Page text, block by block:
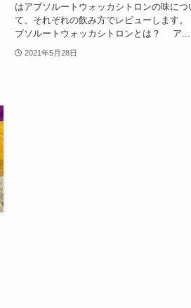
はアブソルートウォッカシトロンの味につ
て、それぞれの飲み方でレビューします。
ブソルートウォッカシトロンとは？ ア...
2021年5月28日